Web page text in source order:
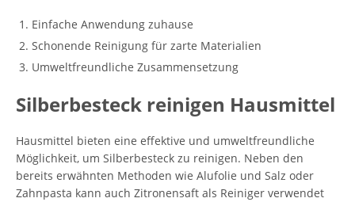
Einfache Anwendung zuhause
Schonende Reinigung für zarte Materialien
Umweltfreundliche Zusammensetzung
Silberbesteck reinigen Hausmittel
Hausmittel bieten eine effektive und umweltfreundliche
Möglichkeit, um Silberbesteck zu reinigen. Neben den
bereits erwähnten Methoden wie Alufolie und Salz oder
Zahnpasta kann auch Zitronensaft als Reiniger verwendet